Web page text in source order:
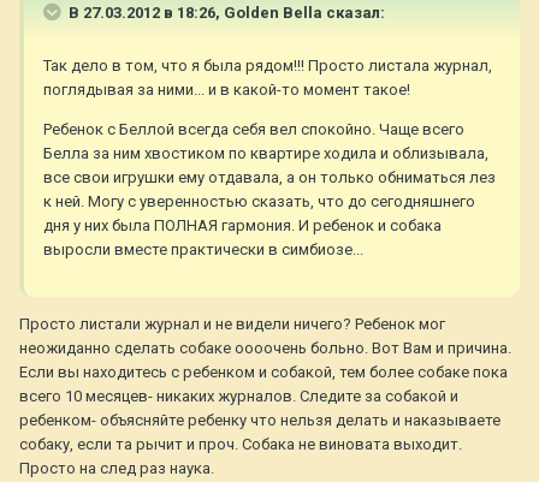
В 27.03.2012 в 18:26, Golden Bella сказал:
Так дело в том, что я была рядом!!! Просто листала журнал,
поглядывая за ними... и в какой-то момент такое!
Ребенок с Беллой всегда себя вел спокойно. Чаще всего
Белла за ним хвостиком по квартире ходила и облизывала,
все свои игрушки ему отдавала, а он только обниматься лез
к ней. Могу с уверенностью сказать, что до сегодняшнего
дня у них была ПОЛНАЯ гармония. И ребенок и собака
выросли вместе практически в симбиозе...
Просто листали журнал и не видели ничего? Ребенок мог
неожиданно сделать собаке оооочень больно. Вот Вам и причина.
Если вы находитесь с ребенком и собакой, тем более собаке пока
всего 10 месяцев- никаких журналов. Следите за собакой и
ребенком- объясняйте ребенку что нельзя делать и наказываете
собаку, если та рычит и проч. Собака не виновата выходит.
Просто на след раз наука.